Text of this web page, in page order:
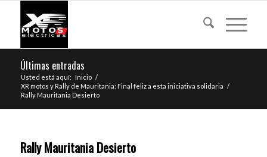
Últimas entradas
Usted está aquí: Inicio /
XR motos y Rally de Mauritania: Final feliz a esta iniciativa solidaria /
Rally Mauritania Desierto
Rally Mauritania Desierto